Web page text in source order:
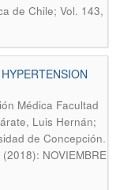
de Chile; Vol. 143,
Médica Facultad
Luis Hernán;
de Concepción.
NOVIEMBRE